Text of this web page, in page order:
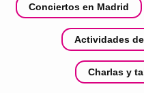
Conciertos en Madrid
Actividades
Charlas y